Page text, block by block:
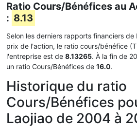
Ratio Cours/Bénéfices au
: 8.13
Selon les derniers rapports financiers de
prix de l'action, le ratio cours/bénéfice
l'entreprise est de 8.13265. À la fin de
un ratio Cours/Bénéfices de 16.0.
Historique du ratio
Cours/Bénéfices
Laojiao de 2004 à